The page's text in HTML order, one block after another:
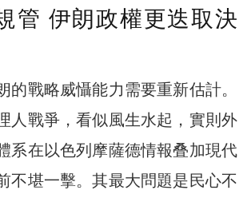
管 伊朗政權更迭取決
的戰略威懾能力需要重新估計。
人戰爭，看似風生水起，實則外
系在以色列摩薩德情報叠加現代
不堪一擊。其最大問題是民心不